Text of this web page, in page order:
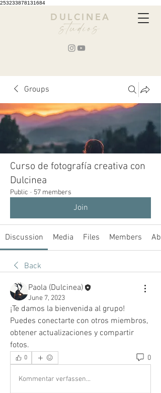
253233878131684
DULCINEA
studios
Groups
Curso de fotografía creativa con
Dulcinea
Public · 57 members
Join
Discussion Media Files Members
Back
Paola (Dulcinea)
June 7, 2023
¡Te damos la bienvenida al grupo!
Puedes conectarte con otros miembros,
obtener actualizaciones y compartir
fotos.
0 0
Kommentar verfassen...